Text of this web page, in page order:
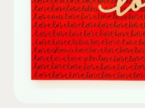
per Te